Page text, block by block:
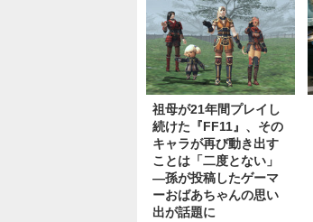
祖母が21年間プレイし
続けた『FF11』、その
キャラが再び動き出す
ことは「二度とない」
―孫が投稿したゲーマ
ーおばあちゃんの思い
出が話題に